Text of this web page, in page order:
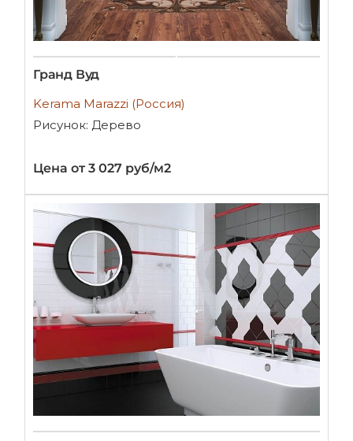
Гранд Вуд
Kerama Marazzi (Россия)
Рисунок: Дерево
Цена от 3 027 руб/м2